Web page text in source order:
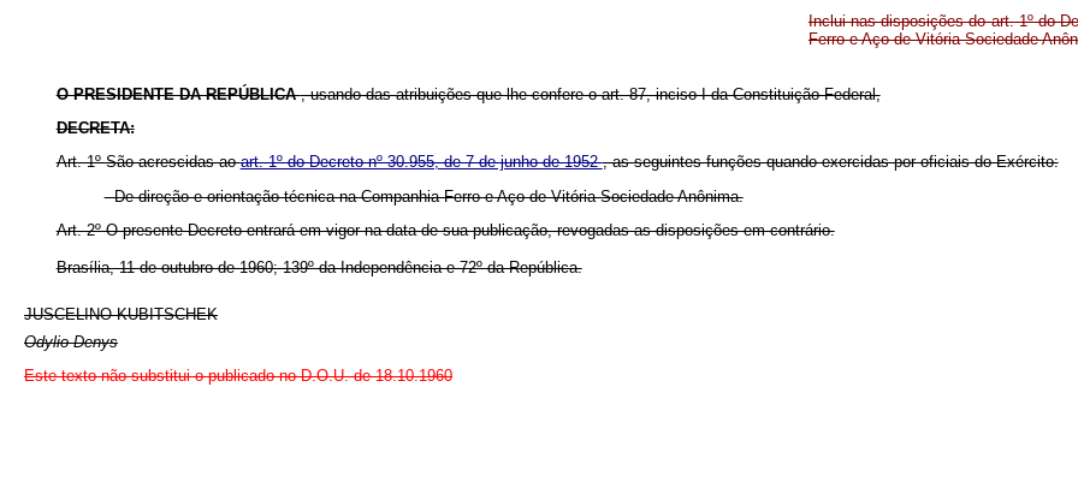
Inclui nas disposições do art. 1º do
Ferro e Aço de Vitória Sociedade
O PRESIDENTE DA REPÚBLICA, usando das atribuições que lhe confere o art. 87, inciso I da Constituição Federal,
DECRETA:
Art. 1º São acrescidas aoart. 1º do Decreto nº 30.955, de 7 de junho de 1952, as seguintes funções quando exercidas por oficiais do Exército:
- De direção e orientação técnica na Companhia Ferro e Aço de Vitória Sociedade Anônima.
Art. 2º O presente Decreto entrará em vigor na data de sua publicação, revogadas as disposições em contrário.
Brasília, 11 de outubro de 1960; 139º da Independência e 72º da República.
JUSCELINO KUBITSCHEK
Odylio Denys
Este texto não substitui o publicado no D.O.U. de 18.10.1960